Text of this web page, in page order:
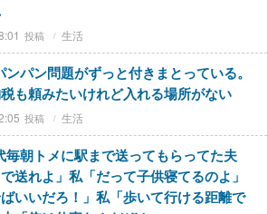
生活
ンパン問題がずっと付きまとっている。
も頼みたいけれど入れる場所がない
生活
毎朝トメに駅まで送ってもらってた夫
で送れよ」私「だって子供寝てるのよ」
いいだろ！」私「歩いて行ける距離で